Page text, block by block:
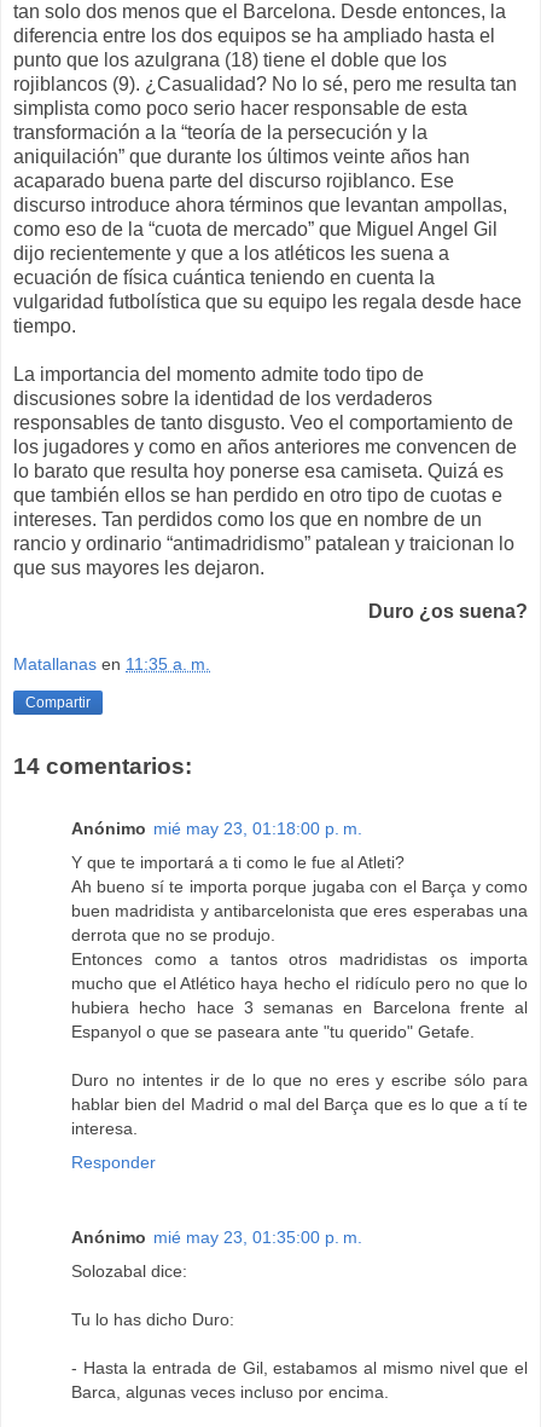
tan solo dos menos que el Barcelona. Desde entonces, la
diferencia entre los dos equipos se ha ampliado hasta el
punto que los azulgrana (18) tiene el doble que los
rojiblancos (9). ¿Casualidad? No lo sé, pero me resulta tan
simplista como poco serio hacer responsable de esta
transformación a la “teoría de la persecución y la
aniquilación” que durante los últimos veinte años han
acaparado buena parte del discurso rojiblanco. Ese
discurso introduce ahora términos que levantan ampollas,
como eso de la “cuota de mercado” que Miguel Angel Gil
dijo recientemente y que a los atléticos les suena a
ecuación de física cuántica teniendo en cuenta la
vulgaridad futbolística que su equipo les regala desde hace
tiempo.
La importancia del momento admite todo tipo de
discusiones sobre la identidad de los verdaderos
responsables de tanto disgusto. Veo el comportamiento de
los jugadores y como en años anteriores me convencen de
lo barato que resulta hoy ponerse esa camiseta. Quizá es
que también ellos se han perdido en otro tipo de cuotas e
intereses. Tan perdidos como los que en nombre de un
rancio y ordinario “antimadridismo” patalean y traicionan lo
que sus mayores les dejaron.
Duro ¿os suena?
Matallanas en 11:35 a. m.
Compartir
14 comentarios:
Anónimo mié may 23, 01:18:00 p. m.
Y que te importará a ti como le fue al Atleti?
Ah bueno sí te importa porque jugaba con el Barça y como
buen madridista y antibarcelonista que eres esperabas una
derrota que no se produjo.
Entonces como a tantos otros madridistas os importa
mucho que el Atlético haya hecho el ridículo pero no que lo
hubiera hecho hace 3 semanas en Barcelona frente al
Espanyol o que se paseara ante "tu querido" Getafe.
Duro no intentes ir de lo que no eres y escribe sólo para
hablar bien del Madrid o mal del Barça que es lo que a tí te
interesa.
Responder
Anónimo mié may 23, 01:35:00 p. m.
Solozabal dice:
Tu lo has dicho Duro:
- Hasta la entrada de Gil, estabamos al mismo nivel que el
Barca, algunas veces incluso por encima.